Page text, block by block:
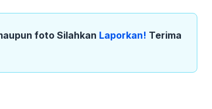
foto Silahkan Laporkan! Terima